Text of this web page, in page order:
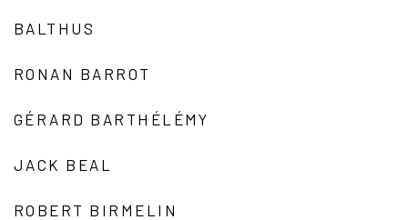
BALTHUS
RONAN BARROT
GÉRARD BARTHÉLÉMY
JACK BEAL
ROBERT BIRMELIN